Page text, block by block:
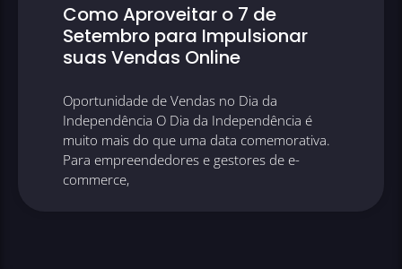
Como Aproveitar o 7 de
Setembro para Impulsionar
suas Vendas Online
Oportunidade de Vendas no Dia da
Independência O Dia da Independência é
muito mais do que uma data comemorativa.
Para empreendedores e gestores de e-
commerce,